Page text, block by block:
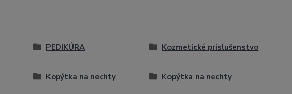
PEDIKÚRA Kozmetické príslušenstvo
Kopýtka na nechty Kopýtka na nechty